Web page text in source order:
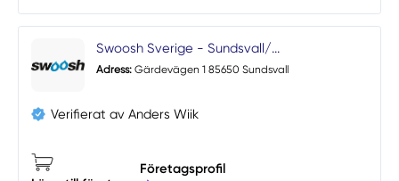
Swoosh Sverige - Sundsvall/...
Adress: Gärdevägen 1 85650 Sundsvall
Verifierat av Anders Wiik
Företagsprofil